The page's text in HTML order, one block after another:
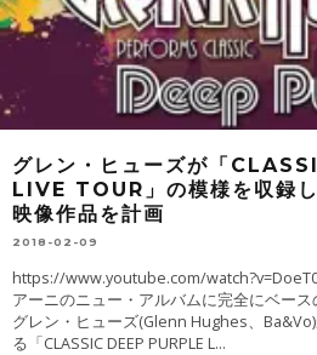
グレン・ヒューズが「
LIVE TOUR」の模様を収録
映像作品を計画
2018-02-09
https://www.youtube.com/
アーニのニュー・アルバムに完全にベー
グレン・ヒューズ(Glenn Hughes、
る「CLASSIC DEEP PURPLE L...